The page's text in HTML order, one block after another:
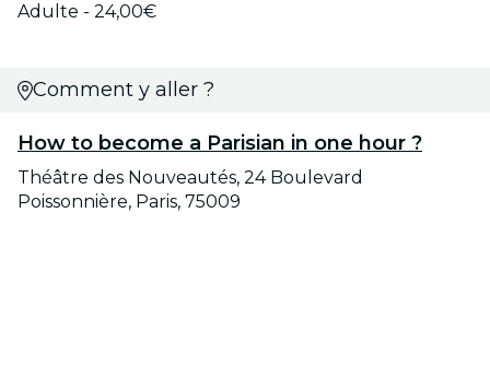
Adulte - 24,00€
Comment y aller ?
How to become a Parisian in one hour ?
Théâtre des Nouveautés, 24 Boulevard
Poissonnière, Paris, 75009